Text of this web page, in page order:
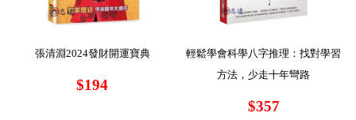
張清淵2024發財開運寶典
$194
輕鬆學會科學八字推理：找對學習
方法，少走十年彎路
$357